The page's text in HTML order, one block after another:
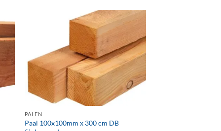
+
PALEN
Paal 100x100mm x 300 cm DB